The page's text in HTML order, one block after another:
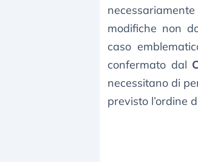
necessariamente
modifiche non
caso
confermato dal
necessitano di
previsto l’ordine